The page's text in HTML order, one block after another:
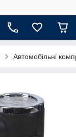
Автомобільні